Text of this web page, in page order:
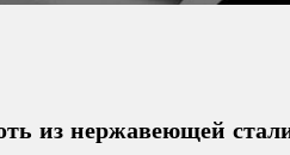
из нержавеющей